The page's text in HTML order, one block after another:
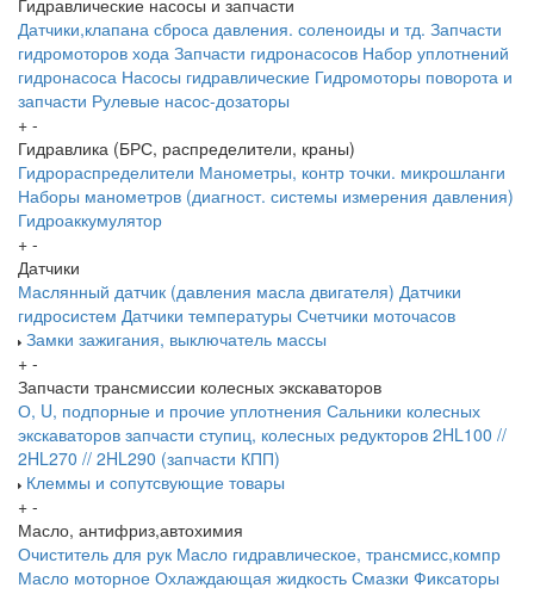
Гидравлические насосы и запчасти
Датчики,клапана сброса давления. соленоиды и тд. Запчасти
гидромоторов хода Запчасти гидронасосов Набор уплотнений
гидронасоса Насосы гидравлические Гидромоторы поворота и
запчасти Рулевые насос-дозаторы
+ -
Гидравлика (БРС, распределители, краны)
Гидрораспределители Манометры, контр точки. микрошланги
Наборы манометров (диагност. системы измерения давления)
Гидроаккумулятор
+ -
Датчики
Маслянный датчик (давления масла двигателя) Датчики
гидросистем Датчики температуры Счетчики моточасов
Замки зажигания, выключатель массы
+ -
Запчасти трансмиссии колесных экскаваторов
О, U, подпорные и прочие уплотнения Сальники колесных
экскаваторов запчасти ступиц, колесных редукторов 2HL100 //
2HL270 // 2HL290 (запчасти КПП)
Клеммы и сопутсвующие товары
+ -
Масло, антифриз,автохимия
Очиститель для рук Масло гидравлическое, трансмисс,компр
Масло моторное Охлаждающая жидкость Смазки Фиксаторы